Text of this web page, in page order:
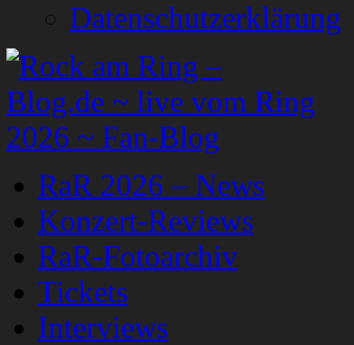
Datenschutzerklärung
RaR 2026 – News
Konzert-Reviews
RaR-Fotoarchiv
Tickets
Interviews